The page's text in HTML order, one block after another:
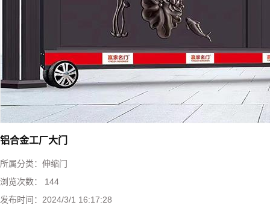
工业提升门
防火卷帘门
铝合金工厂大门
所属分类： 伸缩门
浏览次数：
144
发布时间： 2024/3/1 16:17:28